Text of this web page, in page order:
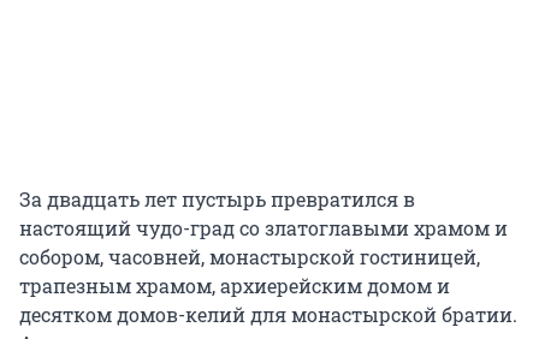
За двадцать лет пустырь превратился в
настоящий чудо-град со златоглавыми храмом и
собором, часовней, монастырской гостиницей,
трапезным храмом, архиерейским домом и
десятком домов-келий для монастырской братии.